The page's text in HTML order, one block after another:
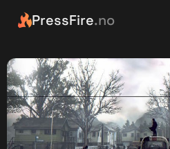
PressFire.no